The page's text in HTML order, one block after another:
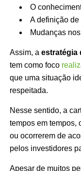
O
A definição
Mudanças
Assim, a estratégia
tem como foco
que uma situação
respeitada.
Nesse sentido, a
tempos em tempos,
ou ocorrerem de
pelos investidores
Apesar de muitos